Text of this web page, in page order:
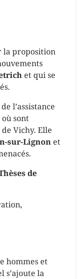
la proposition
et qui se
l’assistance
sont
Vichy. Elle
sur-Lignon et
de
hommes et
s’ajoute la